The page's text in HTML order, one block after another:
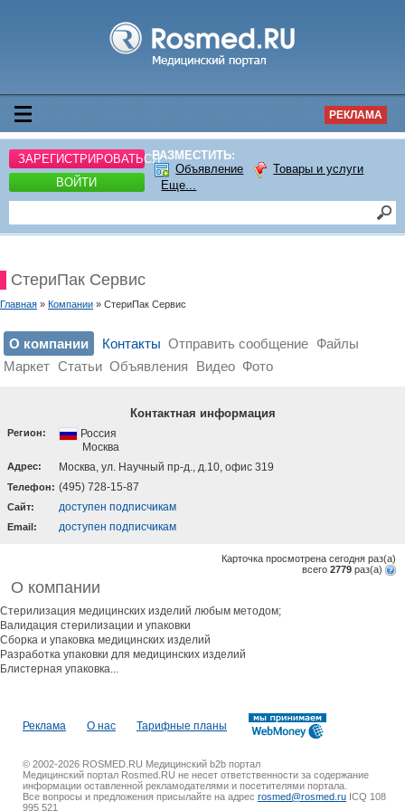
РЕКЛАМА
ЗАРЕГИСТРИРОВАТЬСЯ
ВОЙТИ
РАЗМЕСТИТЬ:
Объявление
Товары и услуги
Еще...
СтериПак Сервис
Главная » Компании » СтериПак Сервис
О компании Контакты Отправить сообщение Файлы
Маркет Статьи Объявления Видео Фото
Контактная информация
Регион:
Россия
Москва
Адрес: Москва, ул. Научный пр-д., д.10, офис 319
Телефон: (495) 728-15-87
Cайт: доступен подписчикам
Email: доступен подписчикам
Карточка просмотрена сегодня раз(a)
всего 2779 раз(a)
О компании
Стерилизация медицинских изделий любым методом;
Валидация стерилизации и упаковки
Сборка и упаковка медицинских изделий
Разработка упаковки для медицинских изделий
Блистерная упаковка...
Реклама О нас Тарифные планы
© 2002-2026 ROSMED.RU Медицинский b2b портал
Медицинский портал Rosmed.RU не несет ответственности за содержание
информации оставленной рекламодателями и посетителями портала.
Все вопросы и предложения присылайте на адрес rosmed@rosmed.ru ICQ 108
995 521